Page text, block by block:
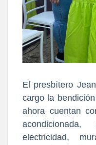
El presbítero
cargo la
ahora cuentan
electricidad,